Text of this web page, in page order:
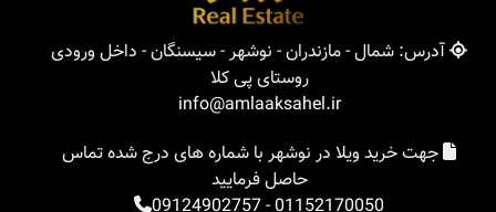
آدرس: شمال - مازندران - نوشهر - سیسنگان - داخل ورودی
روستای پی کلا
info@amlaaksahel.ir
جهت خرید ویلا در نوشهر با شماره های درج شده تماس
حاصل فرمایید